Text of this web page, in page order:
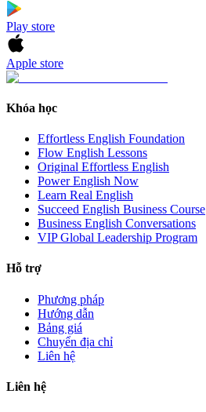
Play store
Apple store
Khóa học
Effortless English Foundation
Flow English Lessons
Original Effortless English
Power English Now
Learn Real English
Succeed English Business Course
Business English Conversations
VIP Global Leadership Program
Hỗ trợ
Phương pháp
Hướng dẫn
Bảng giá
Chuyển địa chỉ
Liên hệ
Liên hệ